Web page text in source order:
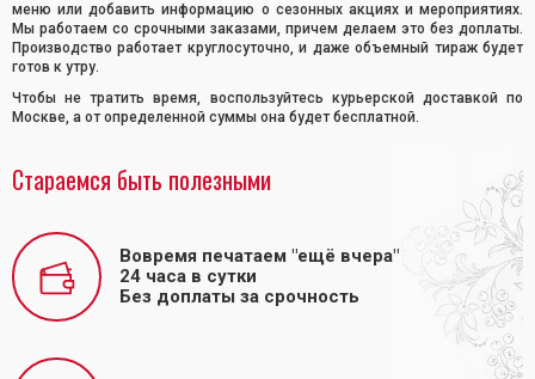
меню или добавить информацию о сезонных акциях и мероприятиях.
Мы работаем со срочными заказами, причем делаем это без доплаты.
Производство работает круглосуточно, и даже объемный тираж будет
готов к утру.
Чтобы не тратить время, воспользуйтесь курьерской доставкой по
Москве, а от определенной суммы она будет бесплатной.
Стараемся быть полезными
Вовремя печатаем "ещё вчера"
24 часа в сутки
Без доплаты за срочность